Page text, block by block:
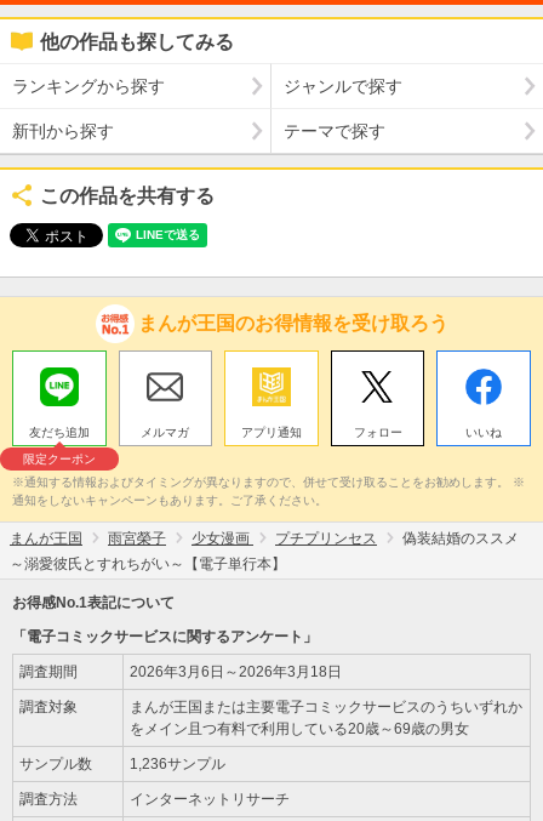
他の作品も探してみる
ランキングから探す ジャンルで探す
新刊から探す テーマで探す
この作品を共有する
まんが王国のお得情報を受け取ろう
友だち追加
限定クーポン
メルマガ アプリ通知 フォロー いいね
※通知する情報およびタイミングが異なりますので、併せて受け取ることをお勧めします。 ※
通知をしないキャンペーンもあります。ご了承ください。
まんが王国 雨宮榮子 少女漫画 プチプリンセス
偽装結婚のススメ
～溺愛彼氏とすれちがい～【電子単行本】
お得感No.1表記について
「電子コミックサービスに関するアンケート」
調査期間 2026年3月6日～2026年3月18日
調査対象
まんが王国または主要電子コミックサービスのうちいずれか
をメイン且つ有料で利用している20歳～69歳の男女
サンプル数 1,236サンプル
調査方法 インターネットリサーチ